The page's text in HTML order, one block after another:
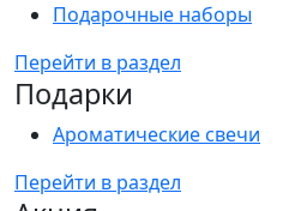
Подарочные наборы
Перейти в раздел
Подарки
Ароматические свечи
Перейти в раздел